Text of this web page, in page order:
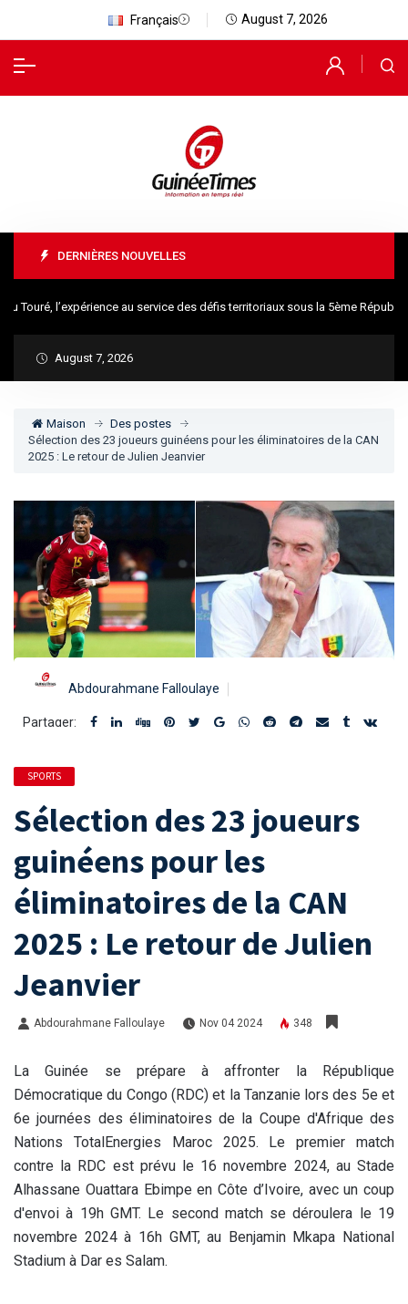
Français August 7, 2026
DERNIÈRES NOUVELLES
l’expérience au service des défis territoriaux sous la 5ème République
August 7, 2026
Maison
Des postes
Sélection des 23 joueurs guinéens pour les éliminatoires de la CAN
2025 : Le retour de Julien Jeanvier
Abdourahmane Falloulaye
Partager:
SPORTS
Sélection des 23 joueurs
guinéens pour les
éliminatoires de la CAN
2025 : Le retour de Julien
Jeanvier
Abdourahmane Falloulaye Nov 04 2024 348
La Guinée se prépare à affronter la République
Démocratique du Congo (RDC) et la Tanzanie lors des 5e et
6e journées des éliminatoires de la Coupe d'Afrique des
Nations TotalEnergies Maroc 2025. Le premier match
contre la RDC est prévu le 16 novembre 2024, au Stade
Alhassane Ouattara Ebimpe en Côte d’Ivoire, avec un coup
d'envoi à 19h GMT. Le second match se déroulera le 19
novembre 2024 à 16h GMT, au Benjamin Mkapa National
Stadium à Dar es Salam.